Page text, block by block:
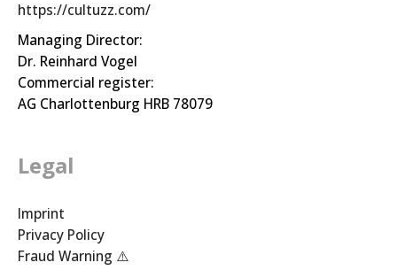
https://cultuzz.com/
Managing Director:
Dr. Reinhard Vogel
Commercial register:
AG Charlottenburg HRB 78079
Legal
Imprint
Privacy Policy
Fraud Warning ⚠️